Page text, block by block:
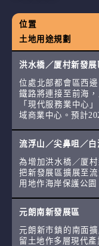
位置
土地用途規劃
洪水橋／厦村新發展
位處北部都會區西
鐵路將連接至前海
「現代服務業中心
域商業中心。預計
流浮山／尖鼻咀／白
為增加洪水橋／厦
把新發展區擴展至
用地作海岸保護公園
元朗南新發展區
元朗新市鎮的南面
留土地作多層現代